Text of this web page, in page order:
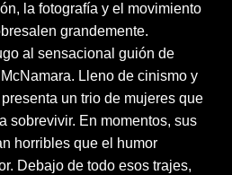
la fotografía y el movimiento
grandemente.
al sensacional guión de
Lleno de cinismo y
un trio de mujeres que
sobrevivir. En momentos, sus
horribles que el humor
Debajo de todo esos trajes,